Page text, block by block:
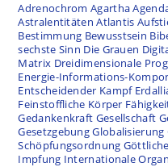
Adrenochrom Agartha
Astralentitäten Atlantis
Bestimmung Bewusstsein
sechste Sinn Die Grauen
Matrix Dreidimensionale
Energie-Informations-
Entscheidender Kampf
Feinstoffliche Körper
Gedankenkraft Gesellschaft
GesetzgebungGlobalisierung
Schöpfungsordnung
Impfung Internationale